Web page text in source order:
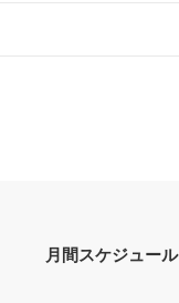
月間スケジュール